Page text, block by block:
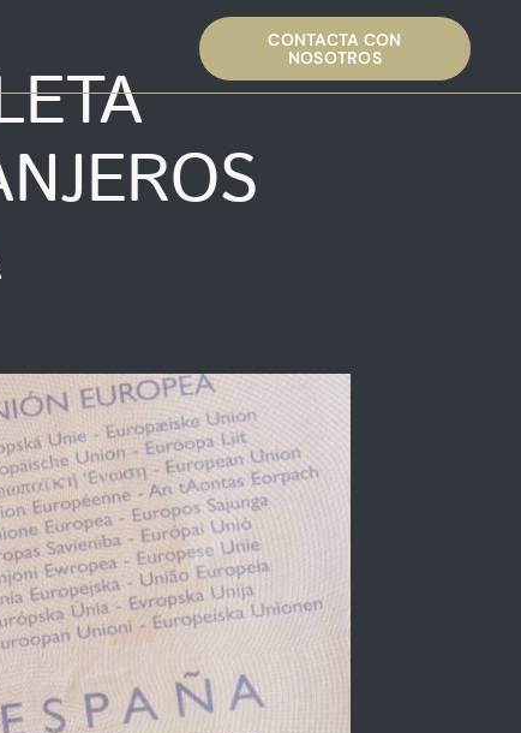
CONTACTA CON
NOSOTROS